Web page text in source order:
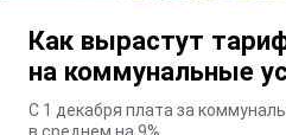
Как вырастут
на коммунальные
С 1 декабря плата за